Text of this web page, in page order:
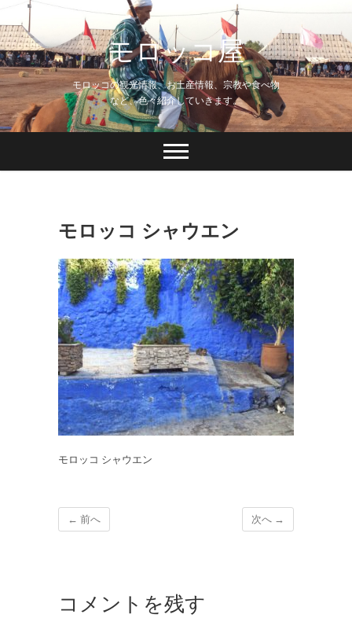
to
content
モロッコ屋
モロッコの観光情報、お土産情報、宗教や食べ物
など、色々紹介していきます。
モロッコ シャウエン
モロッコ シャウエン
← 前へ 次へ →
コメントを残す